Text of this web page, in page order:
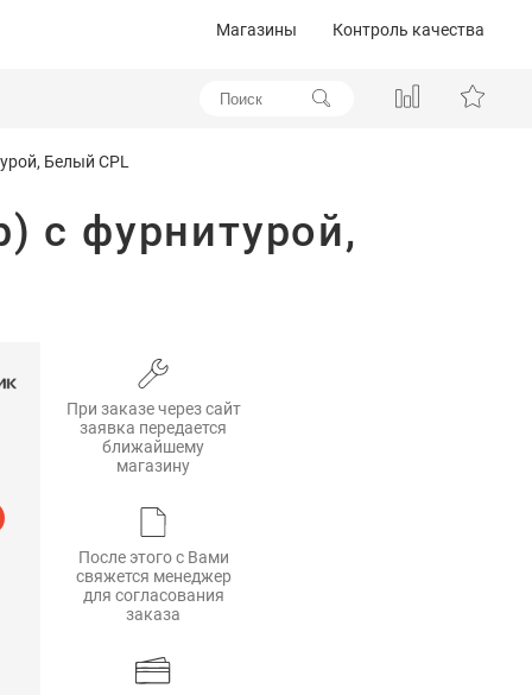
Магазины Контроль качества
Белый CPL
с фурнитурой,
При заказе через сайт
заявка передается
ближайшему
магазину
После этого с Вами
свяжется менеджер
для согласования
заказа